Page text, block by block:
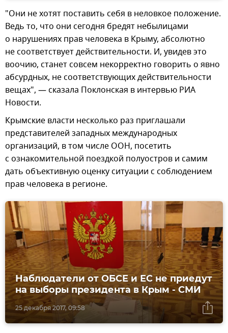
"Они не хотят поставить себя в неловкое положение.
Ведь то, что они сегодня бредят небылицами
о нарушениях прав человека в Крыму, абсолютно
не соответствует действительности. И, увидев это
воочию, станет совсем некорректно говорить о явно
абсурдных, не соответствующих действительности
вещах", — сказала Поклонская в интервью РИА
Новости.
Крымские власти несколько раз приглашали
представителей западных международных
организаций, в том числе ООН, посетить
с ознакомительной поездкой полуостров и самим
дать объективную оценку ситуации с соблюдением
прав человека в регионе.
25 декабря 2017, 09:58
Наблюдатели от ОБСЕ и ЕС не приедут
на выборы президента в Крым - СМИ